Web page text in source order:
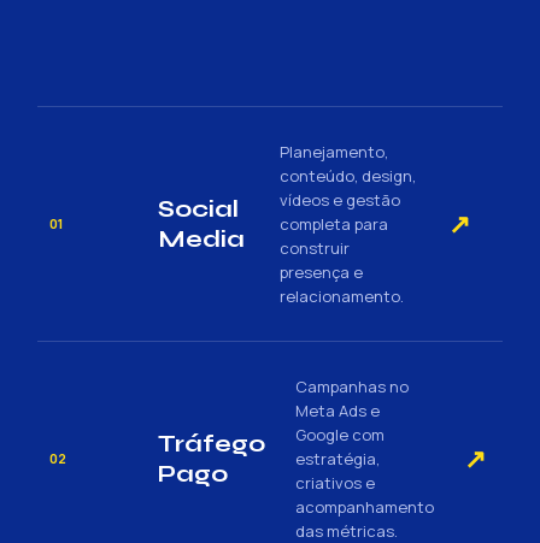
01
Social
Media
Planejamento,
conteúdo, design,
vídeos e gestão
completa para
construir
presença e
relacionamento.
↗
02
Tráfego
Pago
Campanhas no
Meta Ads e
Google com
estratégia,
criativos e
acompanhamento
das métricas.
↗